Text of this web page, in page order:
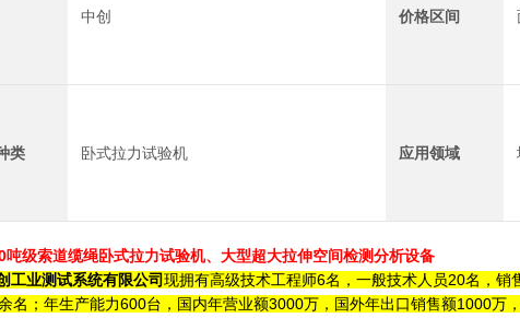
中创 价格区间
类 卧式拉力试验机 应用领域
吨级索道缆绳卧式拉力试验机、大型超大拉伸空间检测分析设备
工业测试系统有限公司现拥有高级技术工程师6名，一般技术人员20名， 销
名；年生产能力600台，国内年营业额3000万，国外年出口销售额1000万，